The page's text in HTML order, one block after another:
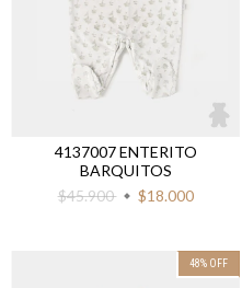
4137007 ENTERITO
BARQUITOS
$45.900
$18.000
48% OFF